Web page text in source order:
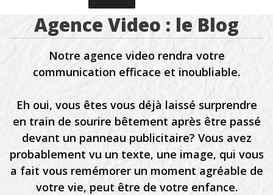
Agence Video : le Blog
Notre agence video rendra votre
communication efficace et inoubliable.
Eh oui, vous êtes vous déjà laissé surprendre
en train de sourire bêtement après être passé
devant un panneau publicitaire? Vous avez
probablement vu un texte, une image, qui vous
a fait vous remémorer un moment agréable de
votre vie, peut être de votre enfance.